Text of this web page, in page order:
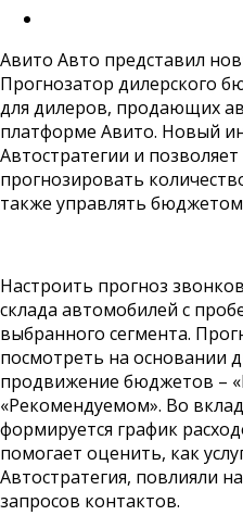
Авито Авто представил
Прогнозатор дилерского
для дилеров, продающих
платформе Авито. Новый
Автостратегии и
прогнозировать
также управлять
Настроить прогноз
склада автомобилей с
выбранного сегмента.
посмотреть на основании
продвижение бюджетов –
«Рекомендуемом». Во
формируется график
помогает оценить, как
Автостратегия, повлияли
запросов контактов.